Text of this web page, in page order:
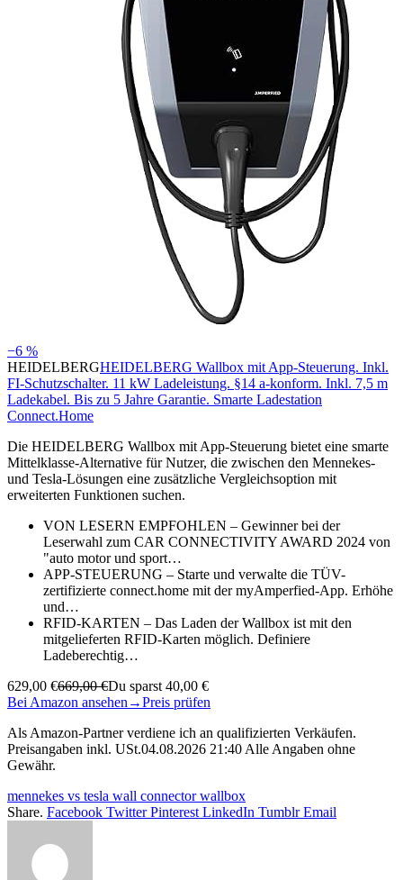
−6 %
HEIDELBERGHEIDELBERG Wallbox mit App-Steuerung. Inkl.
FI-Schutzschalter. 11 kW Ladeleistung. §14 a-konform. Inkl. 7,5 m
Ladekabel. Bis zu 5 Jahre Garantie. Smarte Ladestation
Connect.Home
Die HEIDELBERG Wallbox mit App-Steuerung bietet eine smarte
Mittelklasse-Alternative für Nutzer, die zwischen den Mennekes-
und Tesla-Lösungen eine zusätzliche Vergleichsoption mit
erweiterten Funktionen suchen.
VON LESERN EMPFOHLEN – Gewinner bei der
Leserwahl zum CAR CONNECTIVITY AWARD 2024 von
"auto motor und sport…
APP-STEUERUNG – Starte und verwalte die TÜV-
zertifizierte connect.home mit der myAmperfied-App. Erhöhe
und…
RFID-KARTEN – Das Laden der Wallbox ist mit den
mitgelieferten RFID-Karten möglich. Definiere
Ladeberechtig…
629,00 €669,00 €Du sparst 40,00 €
Bei Amazon ansehen →Preis prüfen
Als Amazon-Partner verdiene ich an qualifizierten Verkäufen.
Preisangaben inkl. USt.04.08.2026 21:40 Alle Angaben ohne
Gewähr.
mennekes vs tesla wall connector wallbox
Share. Facebook Twitter Pinterest LinkedIn Tumblr Email